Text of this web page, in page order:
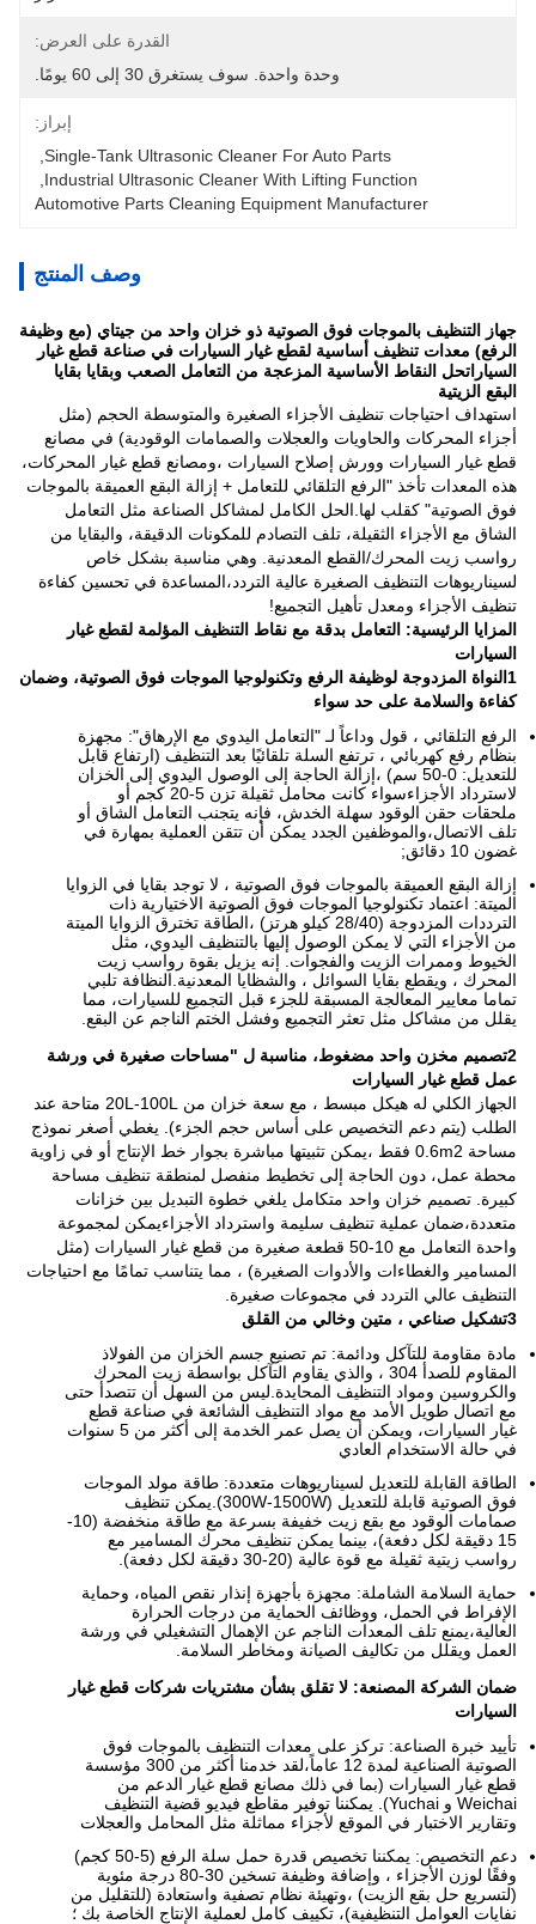
القدرة على العرض:
وحدة واحدة. سوف يستغرق 30 إلى 60 يومًا.
إبراز:
Single-Tank Ultrasonic Cleaner For Auto Parts
Industrial Ultrasonic Cleaner With Lifting Function
Automotive Parts Cleaning Equipment Manufacturer
وصف المنتج
جهاز التنظيف بالموجات فوق الصوتية ذو خزان واحد من جيتاي (مع وظيفة
الرفع) معدات تنظيف أساسية لقطع غيار السيارات في صناعة قطع غيار
السياراتحل النقاط الأساسية المزعجة من التعامل الصعب وبقايا بقايا
البقع الزيتية
استهداف احتياجات تنظيف الأجزاء الصغيرة والمتوسطة الحجم (مثل
أجزاء المحركات والحاويات والعجلات والصمامات الوقودية) في مصانع
قطع غيار السيارات وورش إصلاح السيارات ،ومصانع قطع غيار المحركات،
هذه المعدات تأخذ "الرفع التلقائي للتعامل + إزالة البقع العميقة بالموجات
فوق الصوتية" كقلب لها.الحل الكامل لمشاكل الصناعة مثل التعامل
الشاق مع الأجزاء الثقيلة، تلف التصادم للمكونات الدقيقة، والبقايا من
رواسب زيت المحرك/القطع المعدنية. وهي مناسبة بشكل خاص
لسيناريوهات التنظيف الصغيرة عالية التردد،المساعدة في تحسين كفاءة
تنظيف الأجزاء ومعدل تأهيل التجميع!
المزايا الرئيسية: التعامل بدقة مع نقاط التنظيف المؤلمة لقطع غيار
السيارات
1النواة المزدوجة لوظيفة الرفع وتكنولوجيا الموجات فوق الصوتية، وضمان
كفاءة والسلامة على حد سواء
الرفع التلقائي ، قول وداعاً لـ "التعامل اليدوي مع الإرهاق": مجهزة
بنظام رفع كهربائي ، ترتفع السلة تلقائيًا بعد التنظيف (ارتفاع قابل
للتعديل: 0-50 سم) ،إزالة الحاجة إلى الوصول اليدوي إلى الخزان
لاسترداد الأجزاءسواء كانت محامل ثقيلة تزن 5-20 كجم أو
ملحقات حقن الوقود سهلة الخدش، فإنه يتجنب التعامل الشاق أو
تلف الاتصال،والموظفين الجدد يمكن أن تتقن العملية بمهارة في
غضون 10 دقائق;
إزالة البقع العميقة بالموجات فوق الصوتية ، لا توجد بقايا في الزوايا
الميتة: اعتماد تكنولوجيا الموجات فوق الصوتية الاختيارية ذات
الترددات المزدوجة (28/40 كيلو هرتز) ،الطاقة تخترق الزوايا الميتة
من الأجزاء التي لا يمكن الوصول إليها بالتنظيف اليدوي، مثل
الخيوط وممرات الزيت والفجوات. إنه يزيل بقوة رواسب زيت
المحرك ، ويقطع بقايا السوائل ، والشظايا المعدنية.النظافة تلبي
تماما معايير المعالجة المسبقة للجزء قبل التجميع للسيارات، مما
يقلل من مشاكل مثل تعثر التجميع وفشل الختم الناجم عن البقع.
2تصميم مخزن واحد مضغوط، مناسبة ل "مساحات صغيرة في ورشة
عمل قطع غيار السيارات
الجهاز الكلي له هيكل مبسط ، مع سعة خزان من 20L-100L متاحة عند
الطلب (يتم دعم التخصيص على أساس حجم الجزء). يغطي أصغر نموذج
مساحة 0.6m2 فقط ،يمكن تثبيتها مباشرة بجوار خط الإنتاج أو في زاوية
محطة عمل، دون الحاجة إلى تخطيط منفصل لمنطقة تنظيف مساحة
كبيرة. تصميم خزان واحد متكامل يلغي خطوة التبديل بين خزانات
متعددة،ضمان عملية تنظيف سليمة واسترداد الأجزاءيمكن لمجموعة
واحدة التعامل مع 10-50 قطعة صغيرة من قطع غيار السيارات (مثل
المسامير والغطاءات والأدوات الصغيرة) ، مما يتناسب تمامًا مع احتياجات
التنظيف عالي التردد في مجموعات صغيرة.
3تشكيل صناعي ، متين وخالي من القلق
مادة مقاومة للتآكل ودائمة: تم تصنيع جسم الخزان من الفولاذ
المقاوم للصدأ 304 ، والذي يقاوم التآكل بواسطة زيت المحرك
والكروسين ومواد التنظيف المحايدة.ليس من السهل أن تتصدأ حتى
مع اتصال طويل الأمد مع مواد التنظيف الشائعة في صناعة قطع
غيار السيارات، ويمكن أن يصل عمر الخدمة إلى أكثر من 5 سنوات
في حالة الاستخدام العادي
الطاقة القابلة للتعديل لسيناريوهات متعددة: طاقة مولد الموجات
فوق الصوتية قابلة للتعديل (300W-1500W).يمكن تنظيف
صمامات الوقود مع بقع زيت خفيفة بسرعة مع طاقة منخفضة (10-
15 دقيقة لكل دفعة)، بينما يمكن تنظيف محرك المسامير مع
رواسب زيتية ثقيلة مع قوة عالية (20-30 دقيقة لكل دفعة).
حماية السلامة الشاملة: مجهزة بأجهزة إنذار نقص المياه، وحماية
الإفراط في الحمل، ووظائف الحماية من درجات الحرارة
العالية،يمنع تلف المعدات الناجم عن الإهمال التشغيلي في ورشة
العمل ويقلل من تكاليف الصيانة ومخاطر السلامة.
ضمان الشركة المصنعة: لا تقلق بشأن مشتريات شركات قطع غيار
السيارات
تأييد خبرة الصناعة: تركز على معدات التنظيف بالموجات فوق
الصوتية الصناعية لمدة 12 عاماً،لقد خدمنا أكثر من 300 مؤسسة
قطع غيار السيارات (بما في ذلك مصانع قطع غيار الدعم من
Weichai و Yuchai). يمكننا توفير مقاطع فيديو قضية التنظيف
وتقارير الاختبار في الموقع لأجزاء مماثلة مثل المحامل والعجلات
دعم التخصيص: يمكننا تخصيص قدرة حمل سلة الرفع (5-50 كجم)
وفقًا لوزن الأجزاء ، وإضافة وظيفة تسخين 30-80 درجة مئوية
(لتسريع حل بقع الزيت) ،وتهيئة نظام تصفية واستعادة (للتقليل من
نفايات العوامل التنظيفية)، تكييف كامل لعملية الإنتاج الخاصة بك ؛